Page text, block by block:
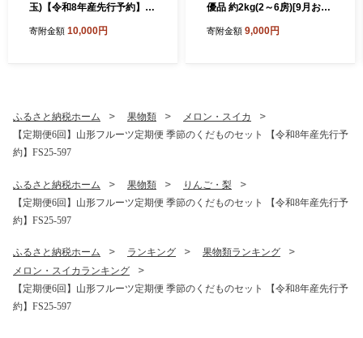
玉)【令和8年産先行予約】F
寄附金額 10,000円
優品 約2kg(2～6房)[9月お届
S23-645 くだもの 果物 フル
寄附金額 9,000円
ふるさと納税ホーム 果物類
メロン・スイカ
【定期便6回】山形フルーツ定期便 季節のくだものセット 【令和8年産先行予
約】FS25-597
ふるさと納税ホーム 果物類
りんご・梨
【定期便6回】山形フルーツ定期便 季節のくだものセット 【令和8年産先行予
約】FS25-597
ふるさと納税ホーム ランキング
果物類ランキング
メロン・スイカランキング
【定期便6回】山形フルーツ定期便 季節のくだものセット 【令和8年産先行予
約】FS25-597